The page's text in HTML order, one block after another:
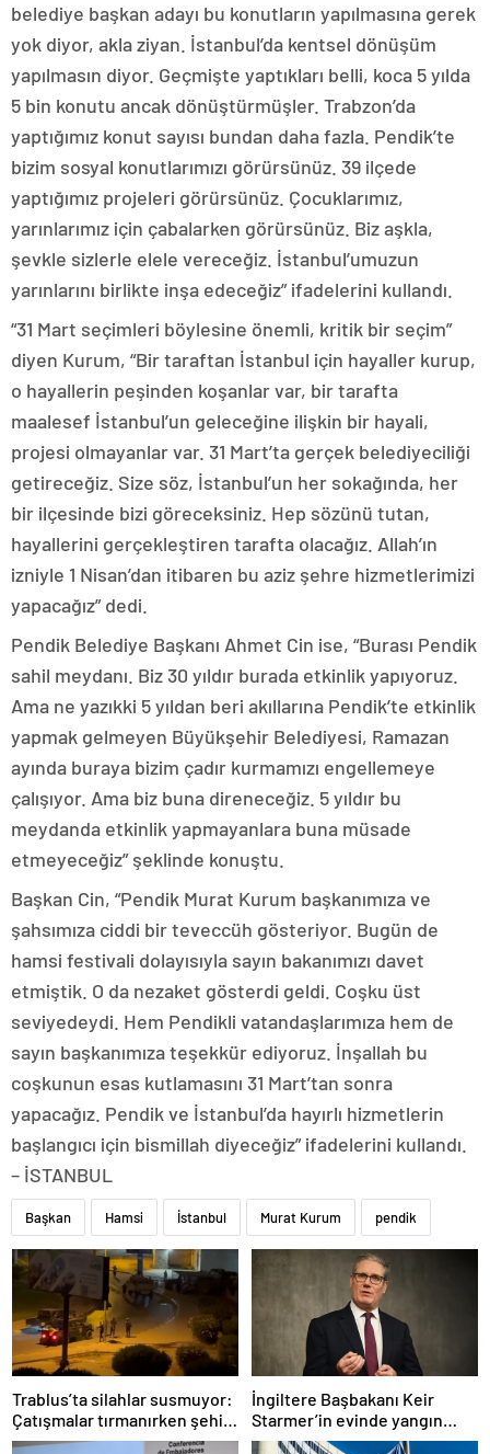
belediye başkan adayı bu konutların yapılmasına gerek
yok diyor, akla ziyan. İstanbul’da kentsel dönüşüm
yapılmasın diyor. Geçmişte yaptıkları belli, koca 5 yılda
5 bin konutu ancak dönüştürmüşler. Trabzon’da
yaptığımız konut sayısı bundan daha fazla. Pendik’te
bizim sosyal konutlarımızı görürsünüz. 39 ilçede
yaptığımız projeleri görürsünüz. Çocuklarımız,
yarınlarımız için çabalarken görürsünüz. Biz aşkla,
şevkle sizlerle elele vereceğiz. İstanbul’umuzun
yarınlarını birlikte inşa edeceğiz” ifadelerini kullandı.
“31 Mart seçimleri böylesine önemli, kritik bir seçim”
diyen Kurum, “Bir taraftan İstanbul için hayaller kurup,
o hayallerin peşinden koşanlar var, bir tarafta
maalesef İstanbul’un geleceğine ilişkin bir hayali,
projesi olmayanlar var. 31 Mart’ta gerçek belediyeciliği
getireceğiz. Size söz, İstanbul’un her sokağında, her
bir ilçesinde bizi göreceksiniz. Hep sözünü tutan,
hayallerini gerçekleştiren tarafta olacağız. Allah’ın
izniyle 1 Nisan’dan itibaren bu aziz şehre hizmetlerimizi
yapacağız” dedi.
Pendik Belediye Başkanı Ahmet Cin ise, “Burası Pendik
sahil meydanı. Biz 30 yıldır burada etkinlik yapıyoruz.
Ama ne yazıkki 5 yıldan beri akıllarına Pendik’te etkinlik
yapmak gelmeyen Büyükşehir Belediyesi, Ramazan
ayında buraya bizim çadır kurmamızı engellemeye
çalışıyor. Ama biz buna direneceğiz. 5 yıldır bu
meydanda etkinlik yapmayanlara buna müsade
etmeyeceğiz” şeklinde konuştu.
Başkan Cin, “Pendik Murat Kurum başkanımıza ve
şahsımıza ciddi bir teveccüh gösteriyor. Bugün de
hamsi festivali dolayısıyla sayın bakanımızı davet
etmiştik. O da nezaket gösterdi geldi. Coşku üst
seviyedeydi. Hem Pendikli vatandaşlarımıza hem de
sayın başkanımıza teşekkür ediyoruz. İnşallah bu
coşkunun esas kutlamasını 31 Mart’tan sonra
yapacağız. Pendik ve İstanbul’da hayırlı hizmetlerin
başlangıcı için bismillah diyeceğiz” ifadelerini kullandı.
– İSTANBUL
Başkan Hamsi İstanbul Murat Kurum pendik
Trablus’ta silahlar susmuyor:
Çatışmalar tırmanırken şehir
alarmda
İngiltere Başbakanı Keir
Starmer’in evinde yangın
çıktı